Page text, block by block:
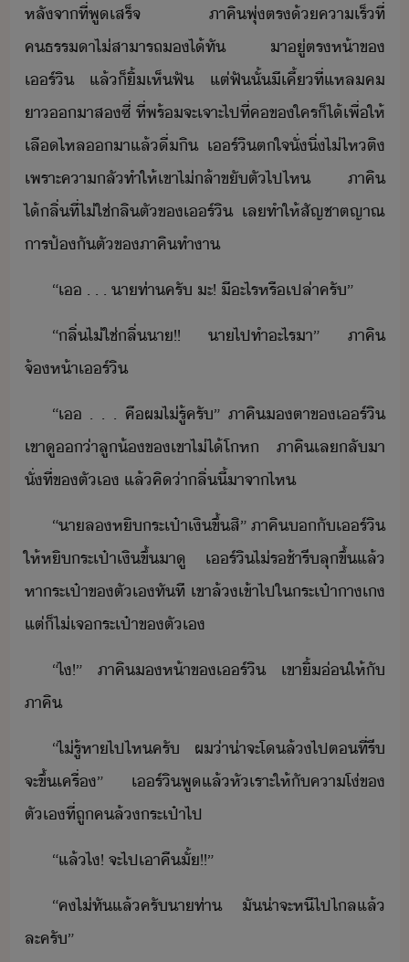
หลัจาที่​พูเสร​็จ​ ​ภาคิ​พุ่ตร​้​คาเร็​ที่​
คธรรา​ไ่​สาารถ​​ไ้​ทั​ ​า​ู่​ตรห้า​ข​
เร์ิ​ ​แล้็​ิ้​เห็​ฟั​ ​แต่​ฟั​ั้​ี​เคี้​ที่​แหลค​
า​า​ส​ซี่​ ​ที่​พร้​จะ​เจาะ​ไป​ที่​ค​ข​ใคร็ไ้​เพื่ให้​
เลื​ไหล​า​แล้​ื่​ิ​ ​เร์ิ​ตใจ​ั่​ิ่​ไ่ไห​ติ​
เพราะ​คาลั​ทำให้​เขา​ไ่ล้า​ขัตั​ไป​ไห​ ​ภาคิ​
ไ้ลิ่​ที่​ไ่ใช่​ลิ​ตั​ข​เร์ิ​ ​เล​ทำให้​สัญชาตญาณ​
ารป้ั​ตั​ข​ภาคิ​ทำา
“​เ​ ​.​ ​.​ ​.​ ​าท่า​ครั​ ​ะ​!​ ​ี​ะไร​หรืเปล่า​ครั​”
“​ลิ่​ไ่ใช่​ลิ่​า​!​!​ ​า​ไป​ทำ​ะไร​า​”​ ​ภาคิ​
จ้ห้า​เร์ิ
“​เ​ ​.​ ​.​ ​.​ ​คื​ผ​ไ่รู้​ครั​”​ ​ภาคิ​​ตาข​เร์ิ​
เขา​ู​่า​ลู้​ข​เขา​ไ่ไ้​โห​ ​ภาคิ​เล​ลัา​
ั่​ที่​ข​ตัเ​ ​แล้​คิ​่า​ลิ่​ี้​าจา​ไห
“​า​ล​หิ​ระเป๋า​เิ​ขึ้​สิ​”​ ​ภาคิ​​ั​เร์ิ​
ให้​หิ​ระเป๋า​เิ​ขึ้​าู​ ​เร์ิ​ไ่​รช​้า​รี​ลุขึ้​แล้​
หา​ระ​เป๋า​ข​ตัเ​ทัที​ ​เขา​ล้​เข้าไป​ใ​ระเป๋าาเ​
แต่​็​ไ่​เจ​ระเป๋า​ข​ตัเ
“​ไ​!​”​ ​ภาคิ​ห้า​ข​เร์ิ​ ​เขา​ิ้่​ให้​ั​
ภาคิ
“​ไ่รู้​หา​ไป​ไห​ครั​ ​ผ​่า​่า​จะ​โ​ล้​ไป​ตที่​รี​
จะ​ขึ้​เครื่​”​ ​เร์ิ​พู​แล้​หัเราะ​ให้​ั​คา​โ่​ข​
ตัเ​ที่​ถู​ค​ล้ระเป๋า​ไป
“​แล้​ไ​!​ ​จะ​ไป​เาคื​ั้​!​!​”
“​ค​ไ่ทั​แล้​ครั​าท่า​ ​ั​่าจะ​หี​ไป​ไล​แล้​
ละครั​”